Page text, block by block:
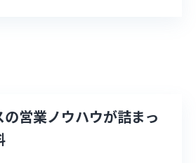
営業ノウハウが詰まっ